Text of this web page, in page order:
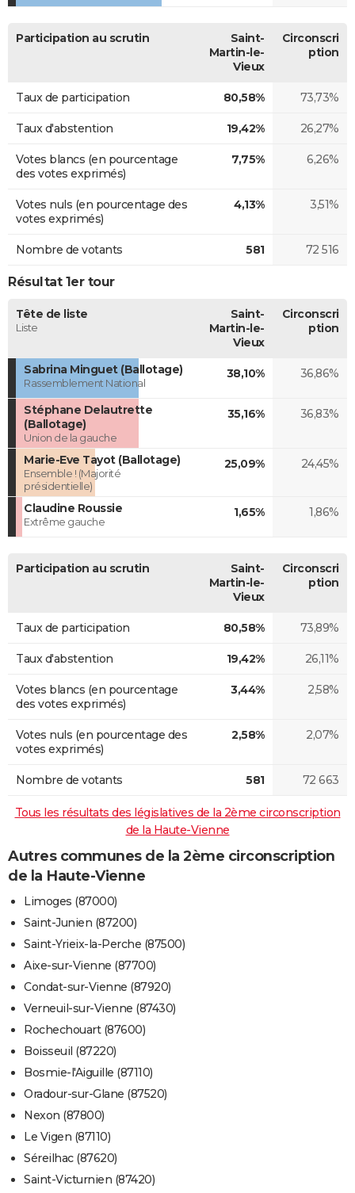
Participation au scrutin
Saint-
Martin-le-
Vieux
Circonscri
ption
Taux de participation 80,58% 73,73%
Taux d'abstention 19,42% 26,27%
Votes blancs (en pourcentage
des votes exprimés)
7,75% 6,26%
Votes nuls (en pourcentage des
votes exprimés)
4,13% 3,51%
Nombre de votants 581 72 516
Résultat 1er tour
Tête de liste
Liste
Saint-
Martin-le-
Vieux
Circonscri
ption
Sabrina Minguet (Ballotage)
Rassemblement National
38,10% 36,86%
Stéphane Delautrette
(Ballotage)
Union de la gauche
35,16% 36,83%
Marie-Eve Tayot (Ballotage)
Ensemble ! (Majorité
présidentielle)
25,09% 24,45%
Claudine Roussie
Extrême gauche
1,65% 1,86%
Participation au scrutin
Saint-
Martin-le-
Vieux
Circonscri
ption
Taux de participation 80,58% 73,89%
Taux d'abstention 19,42% 26,11%
Votes blancs (en pourcentage
des votes exprimés)
3,44% 2,58%
Votes nuls (en pourcentage des
votes exprimés)
2,58% 2,07%
Nombre de votants 581 72 663
Tous les résultats des législatives de la 2ème circonscription
de la Haute-Vienne
Autres communes de la 2ème circonscription
de la Haute-Vienne
Limoges (87000)
Saint-Junien (87200)
Saint-Yrieix-la-Perche (87500)
Aixe-sur-Vienne (87700)
Condat-sur-Vienne (87920)
Verneuil-sur-Vienne (87430)
Rochechouart (87600)
Boisseuil (87220)
Bosmie-l'Aiguille (87110)
Oradour-sur-Glane (87520)
Nexon (87800)
Le Vigen (87110)
Séreilhac (87620)
Saint-Victurnien (87420)